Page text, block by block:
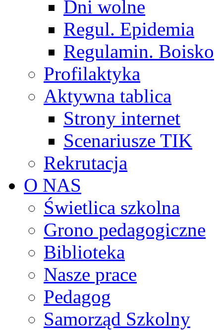
Dni wolne
Regul. Epidemia
Regulamin. Boisko
Profilaktyka
Aktywna tablica
Strony internet
Scenariusze TIK
Rekrutacja
O NAS
Świetlica szkolna
Grono pedagogiczne
Biblioteka
Nasze prace
Pedagog
Samorząd Szkolny